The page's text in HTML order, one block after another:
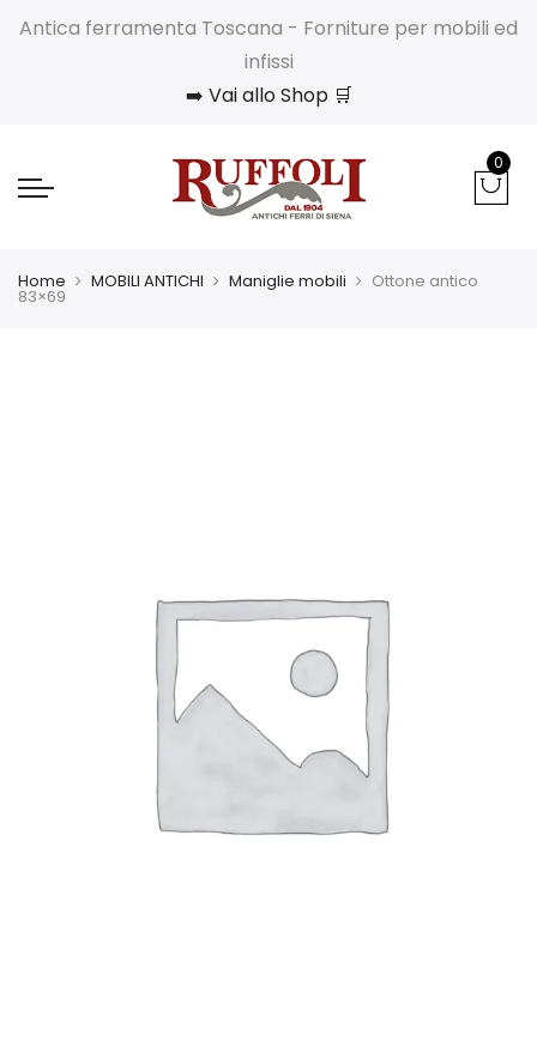
Antica ferramenta Toscana - Forniture per mobili ed
infissi
➡️ Vai allo Shop 🛒
0
Home MOBILI ANTICHI Maniglie mobili Ottone antico
83×69